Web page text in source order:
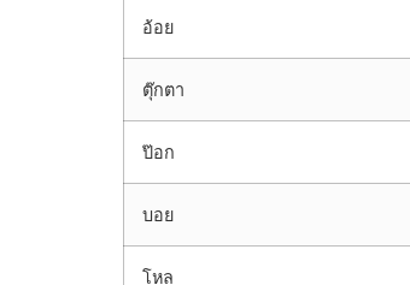
อ้อย
ตุ๊กตา
ป๊อก
บอย
โหล